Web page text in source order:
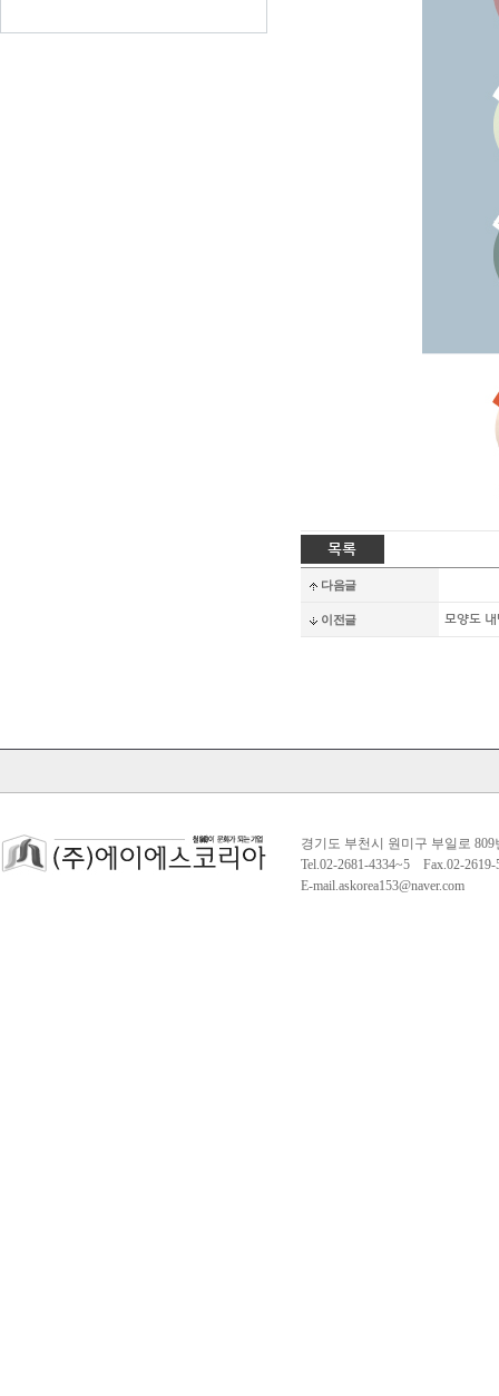
다음글
이전글 모양도
경기도 부천시 원미구 부일로
Tel.02-2681-4334~5 Fax.02-
E-mail.askorea153@naver.com